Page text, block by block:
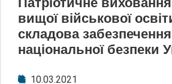
вищої військової
складова забезпечення
національної безпеки
10.03.2021